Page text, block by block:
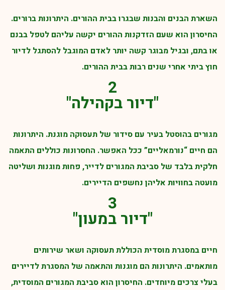
השארת הבנים והבנות שבגרו בבית ההורים. היתרונות ברורים.
החיסרון הוא שעם הזדקנות ההורים יקשה עליהם לטפל בבנם
או בתם, ובגיל מבוגר קשה יותר לאדם המוגבל להסתגל לדיור
חוץ ביתי אחרי שנים רבות בבית ההורים.
2
"דיור בקהילה"
מגורים בהוסטל בעיר עם סידור של תעסוקה מוגנת. היתרונות
הם חיים “נורמאליים” ככל האפשר. החסרונות כוללים התאמה
חלקית בלבד של סביבת המגורים לדייר, פחות מוגנות ושליטה
מועטה בחוויות אליהן נחשפים הדיירים.
3
"דיור במעון"
חיים במסגרת מוסדית הכוללת תעסוקה ושאר שירותים
מותאמים. היתרונות הם מוגנות והתאמה של המסגרת לדיירים
בעלי צרכים מיוחדים. החיסרון הוא סביבת המגורים המוסדית,